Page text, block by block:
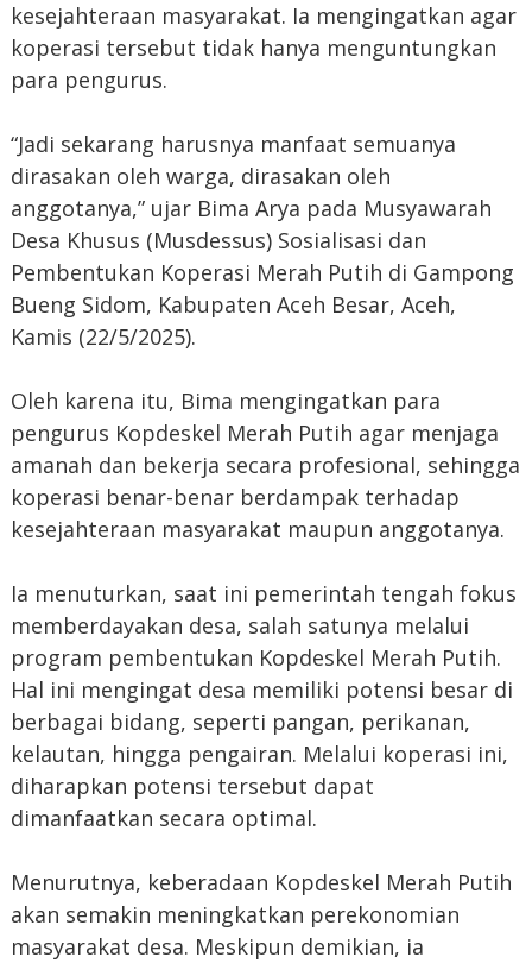
kesejahteraan masyarakat. Ia mengingatkan agar
koperasi tersebut tidak hanya menguntungkan
para pengurus.
“Jadi sekarang harusnya manfaat semuanya
dirasakan oleh warga, dirasakan oleh
anggotanya,” ujar Bima Arya pada Musyawarah
Desa Khusus (Musdessus) Sosialisasi dan
Pembentukan Koperasi Merah Putih di Gampong
Bueng Sidom, Kabupaten Aceh Besar, Aceh,
Kamis (22/5/2025).
Oleh karena itu, Bima mengingatkan para
pengurus Kopdeskel Merah Putih agar menjaga
amanah dan bekerja secara profesional, sehingga
koperasi benar-benar berdampak terhadap
kesejahteraan masyarakat maupun anggotanya.
Ia menuturkan, saat ini pemerintah tengah fokus
memberdayakan desa, salah satunya melalui
program pembentukan Kopdeskel Merah Putih.
Hal ini mengingat desa memiliki potensi besar di
berbagai bidang, seperti pangan, perikanan,
kelautan, hingga pengairan. Melalui koperasi ini,
diharapkan potensi tersebut dapat
dimanfaatkan secara optimal.
Menurutnya, keberadaan Kopdeskel Merah Putih
akan semakin meningkatkan perekonomian
masyarakat desa. Meskipun demikian, ia